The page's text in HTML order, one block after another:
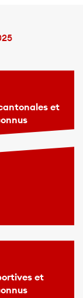
et
et